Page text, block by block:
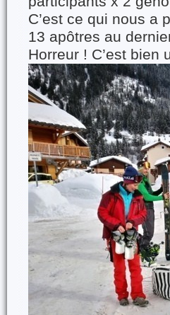
C’est ce qui nous a
13 apôtres au
Horreur ! C’est